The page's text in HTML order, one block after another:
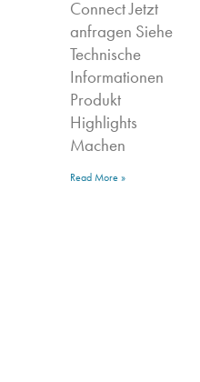
Connect Jetzt
anfragen​ Siehe
Technische
Informationen
Produkt
Highlights​
Machen
Read More »